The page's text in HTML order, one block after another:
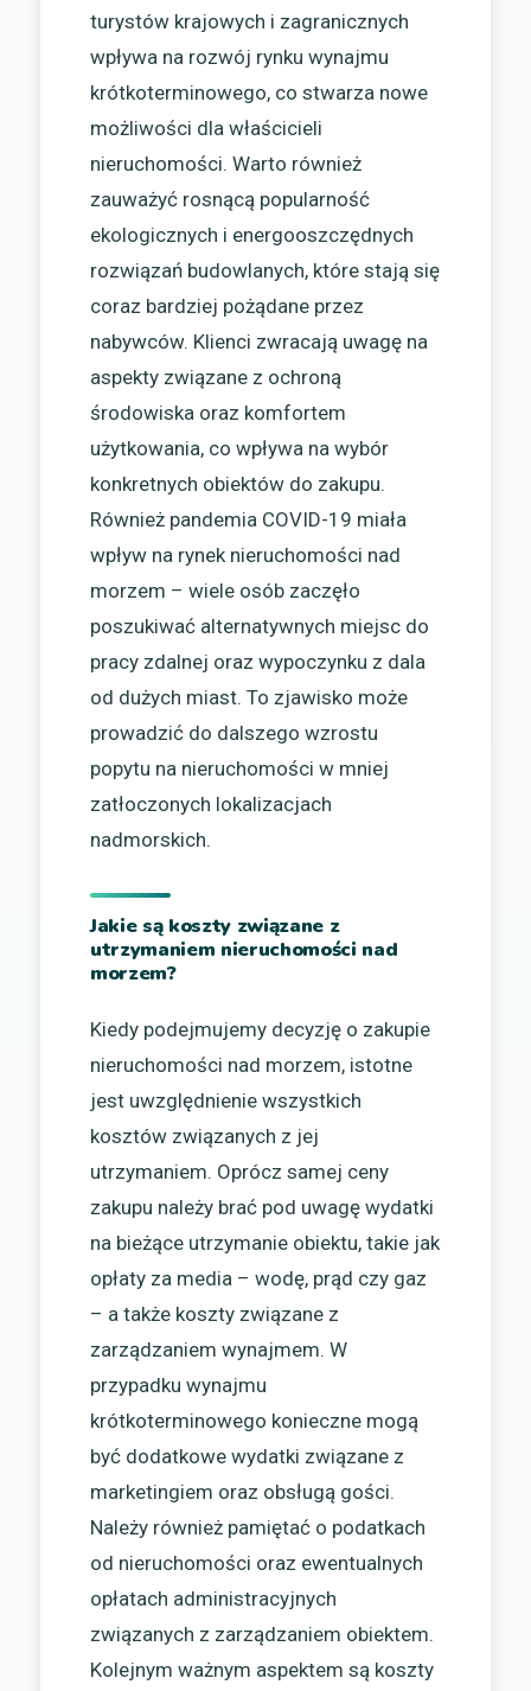
turystów krajowych i zagranicznych
wpływa na rozwój rynku wynajmu
krótkoterminowego, co stwarza nowe
możliwości dla właścicieli
nieruchomości. Warto również
zauważyć rosnącą popularność
ekologicznych i energooszczędnych
rozwiązań budowlanych, które stają się
coraz bardziej pożądane przez
nabywców. Klienci zwracają uwagę na
aspekty związane z ochroną
środowiska oraz komfortem
użytkowania, co wpływa na wybór
konkretnych obiektów do zakupu.
Również pandemia COVID-19 miała
wpływ na rynek nieruchomości nad
morzem – wiele osób zaczęło
poszukiwać alternatywnych miejsc do
pracy zdalnej oraz wypoczynku z dala
od dużych miast. To zjawisko może
prowadzić do dalszego wzrostu
popytu na nieruchomości w mniej
zatłoczonych lokalizacjach
nadmorskich.
Jakie są koszty związane z
utrzymaniem nieruchomości nad
morzem?
Kiedy podejmujemy decyzję o zakupie
nieruchomości nad morzem, istotne
jest uwzględnienie wszystkich
kosztów związanych z jej
utrzymaniem. Oprócz samej ceny
zakupu należy brać pod uwagę wydatki
na bieżące utrzymanie obiektu, takie jak
opłaty za media – wodę, prąd czy gaz
– a także koszty związane z
zarządzaniem wynajmem. W
przypadku wynajmu
krótkoterminowego konieczne mogą
być dodatkowe wydatki związane z
marketingiem oraz obsługą gości.
Należy również pamiętać o podatkach
od nieruchomości oraz ewentualnych
opłatach administracyjnych
związanych z zarządzaniem obiektem.
Kolejnym ważnym aspektem są koszty